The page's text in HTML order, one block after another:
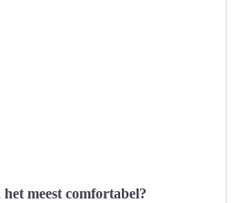
meest comfortabel?